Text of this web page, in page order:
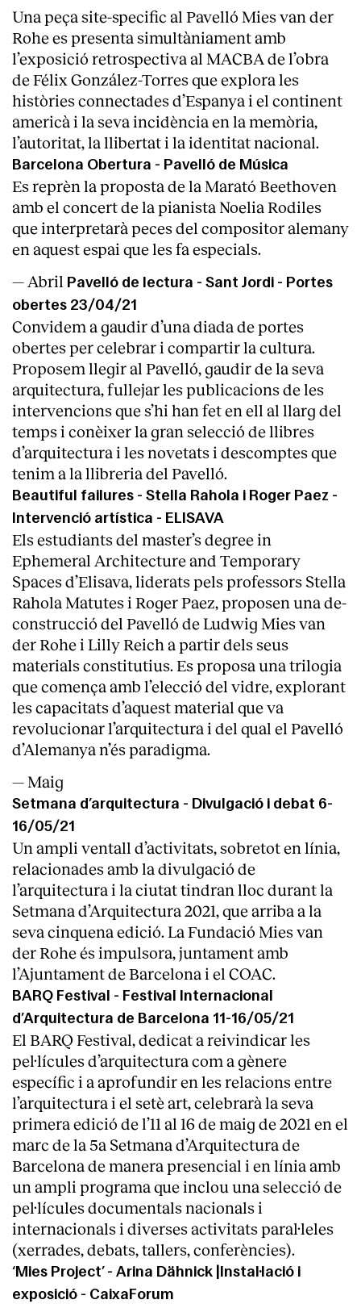
Index
Una peça site-specific al Pavelló Mies van der
Rohe es presenta simultàniament amb
l’exposició retrospectiva al MACBA de l’obra
de Félix González-Torres que explora les
històries connectades d’Espanya i el continent
americà i la seva incidència en la memòria,
l’autoritat, la llibertat i la identitat nacional.
Barcelona Obertura - Pavelló de Música
Es reprèn la proposta de la Marató Beethoven
amb el concert de la pianista Noelia Rodiles
que interpretarà peces del compositor alemany
en aquest espai que les fa especials.
— Abril Pavelló de lectura - Sant Jordi - Portes
obertes 23/04/21
Convidem a gaudir d’una diada de portes
obertes per celebrar i compartir la cultura.
Proposem llegir al Pavelló, gaudir de la seva
arquitectura, fullejar les publicacions de les
intervencions que s’hi han fet en ell al llarg del
temps i conèixer la gran selecció de llibres
d’arquitectura i les novetats i descomptes que
tenim a la llibreria del Pavelló.
Beautiful failures - Stella Rahola i Roger Paez -
Intervenció artística - ELISAVA
Els estudiants del master’s degree in
Ephemeral Architecture and Temporary
Spaces d’Elisava, liderats pels professors Stella
Rahola Matutes i Roger Paez, proposen una de-
construcció del Pavelló de Ludwig Mies van
der Rohe i Lilly Reich a partir dels seus
materials constitutius. Es proposa una trilogia
que comença amb l’elecció del vidre, explorant
les capacitats d’aquest material que va
revolucionar l’arquitectura i del qual el Pavelló
d’Alemanya n’és paradigma.
— Maig
Setmana d’arquitectura - Divulgació i debat 6-
16/05/21
Un ampli ventall d’activitats, sobretot en línia,
relacionades amb la divulgació de
l’arquitectura i la ciutat tindran lloc durant la
Setmana d’Arquitectura 2021, que arriba a la
seva cinquena edició. La Fundació Mies van
der Rohe és impulsora, juntament amb
l’Ajuntament de Barcelona i el COAC.
BARQ Festival - Festival Internacional
d’Arquitectura de Barcelona 11-16/05/21
El BARQ Festival, dedicat a reivindicar les
pel·lícules d’arquitectura com a gènere
específic i a aprofundir en les relacions entre
l’arquitectura i el setè art, celebrarà la seva
primera edició de l’11 al 16 de maig de 2021 en el
marc de la 5a Setmana d’Arquitectura de
Barcelona de manera presencial i en línia amb
un ampli programa que inclou una selecció de
pel·lícules documentals nacionals i
internacionals i diverses activitats paral·leles
(xerrades, debats, tallers, conferències).
‘Mies Project’ - Arina Dähnick |Instal·lació i
exposició - CaixaForum